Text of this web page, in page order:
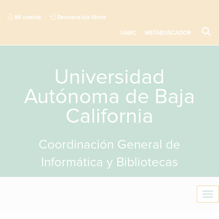
Mi cuenta Renueva tus libros
UABC METABUSCADOR
Universidad
Autónoma de Baja
California
Coordinación General de
Informática y Bibliotecas
T
o